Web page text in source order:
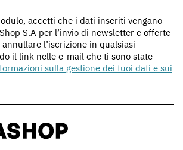
accetti che i dati inseriti vengano
S.A per l’invio di newsletter e offerte
l’iscrizione in qualsiasi
il link nelle e-mail che ti sono state
sulla gestione dei tuoi dati e sui